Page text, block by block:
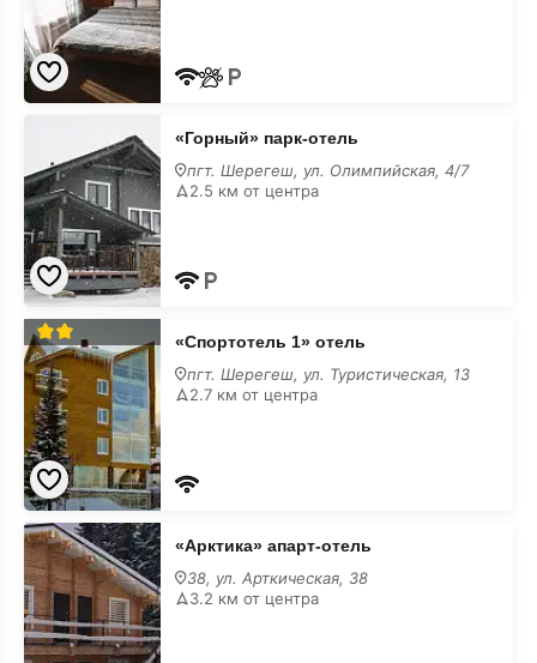
отель
«Горный» парк-отель
пгт. Шерегеш, ул. Олимпийская, 4/7
2.5 км от центра
«Спортотель
1»
отель
«Спортотель 1» отель
пгт. Шерегеш, ул. Туристическая, 13
2.7 км от центра
«Арктика»
апарт-
отель
«Арктика» апарт-отель
38, ул. Арткическая, 38
3.2 км от центра